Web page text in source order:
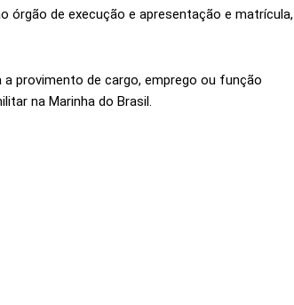
órgão de execução e apresentação e matrícula,
provimento de cargo, emprego ou função
na Marinha do Brasil.